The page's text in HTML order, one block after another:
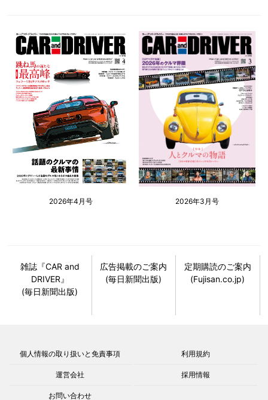
2026年4月号 2026年3月号
雑誌『CAR and
DRIVER』
(毎日新聞出版)
広告掲載のご案内
(毎日新聞出版)
定期購読のご案内
(Fujisan.co.jp)
個人情報の取り扱いと免責事項 利用規約
運営会社 採用情報
お問い合わせ